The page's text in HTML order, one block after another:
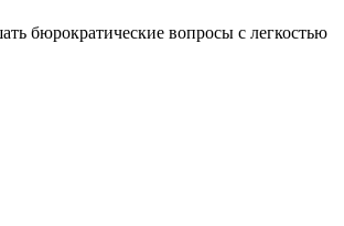
бюрократические вопросы с легкостью